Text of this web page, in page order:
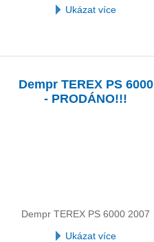
Ukázat více
Dempr TEREX PS 6000
- PRODÁNO!!!
Dempr TEREX PS 6000 2007
Ukázat více